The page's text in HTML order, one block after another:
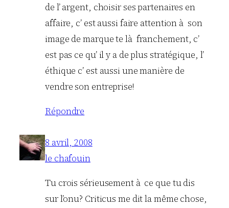
de l’ argent, choisir ses partenaires en
affaire, c’ est aussi faire attention à son
image de marque te là franchement, c’
est pas ce qu’ il y a de plus stratégique, l’
éthique c’ est aussi une manière de
vendre son entreprise!
Répondre
8 avril, 2008
le chafouin
Tu crois sérieusement à ce que tu dis
sur l’onu? Criticus me dit la même chose,